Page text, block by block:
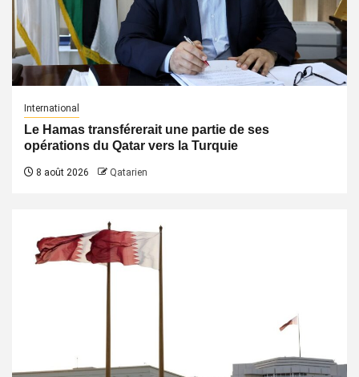
International
Le Hamas transférerait une partie de ses
opérations du Qatar vers la Turquie
8 août 2026 Qatarien